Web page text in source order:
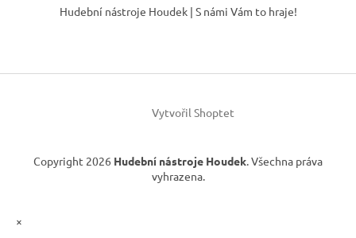
í
Hudební nástroje Houdek | S námi Vám to hraje!
Vytvořil Shoptet
Copyright 2026 Hudební nástroje Houdek. Všechna práva
vyhrazena.
×